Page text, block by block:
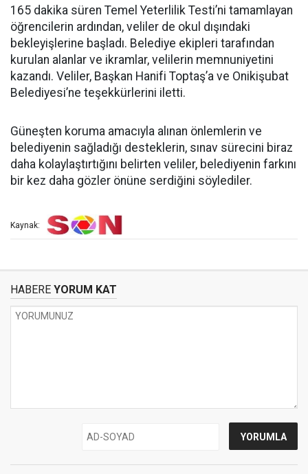
165 dakika süren Temel Yeterlilik Testi’ni tamamlayan
öğrencilerin ardından, veliler de okul dışındaki
bekleyişlerine başladı. Belediye ekipleri tarafından
kurulan alanlar ve ikramlar, velilerin memnuniyetini
kazandı. Veliler, Başkan Hanifi Toptaş’a ve Onikişubat
Belediyesi’ne teşekkürlerini iletti.
Güneşten koruma amacıyla alınan önlemlerin ve
belediyenin sağladığı desteklerin, sınav sürecini biraz
daha kolaylaştırtığını belirten veliler, belediyenin farkını
bir kez daha gözler önüne serdiğini söylediler.
Kaynak:
HABERE YORUM KAT